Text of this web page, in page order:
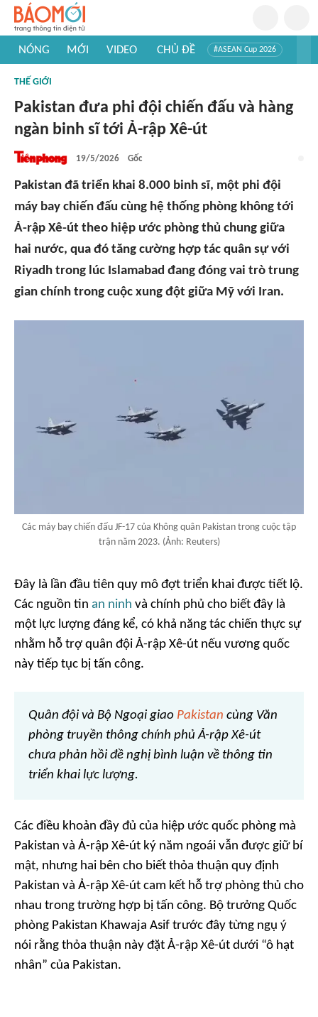
NÓNG MỚI VIDEO CHỦ ĐỀ #ASEAN Cup 2026
#Khám phá Việt Nam
THẾ GIỚI
Pakistan đưa phi đội chiến đấu và hàng
ngàn binh sĩ tới Ả-rập Xê-út
19/5/2026 Gốc
Pakistan đã triển khai 8.000 binh sĩ, một phi đội
máy bay chiến đấu cùng hệ thống phòng không tới
Ả-rập Xê-út theo hiệp ước phòng thủ chung giữa
hai nước, qua đó tăng cường hợp tác quân sự với
Riyadh trong lúc Islamabad đang đóng vai trò trung
gian chính trong cuộc xung đột giữa Mỹ với Iran.
Các máy bay chiến đấu JF-17 của Không quân Pakistan trong cuộc tập
trận năm 2023. (Ảnh: Reuters)
Đây là lần đầu tiên quy mô đợt triển khai được tiết lộ.
Các nguồn tin an ninh và chính phủ cho biết đây là
một lực lượng đáng kể, có khả năng tác chiến thực sự
nhằm hỗ trợ quân đội Ả-rập Xê-út nếu vương quốc
này tiếp tục bị tấn công.
Quân đội và Bộ Ngoại giao Pakistan cùng Văn
phòng truyền thông chính phủ Ả-rập Xê-út
chưa phản hồi đề nghị bình luận về thông tin
triển khai lực lượng.
Các điều khoản đầy đủ của hiệp ước quốc phòng mà
Pakistan và Ả-rập Xê-út ký năm ngoái vẫn được giữ bí
mật, nhưng hai bên cho biết thỏa thuận quy định
Pakistan và Ả-rập Xê-út cam kết hỗ trợ phòng thủ cho
nhau trong trường hợp bị tấn công. Bộ trưởng Quốc
phòng Pakistan Khawaja Asif trước đây từng ngụ ý
nói rằng thỏa thuận này đặt Ả-rập Xê-út dưới “ô hạt
nhân” của Pakistan.